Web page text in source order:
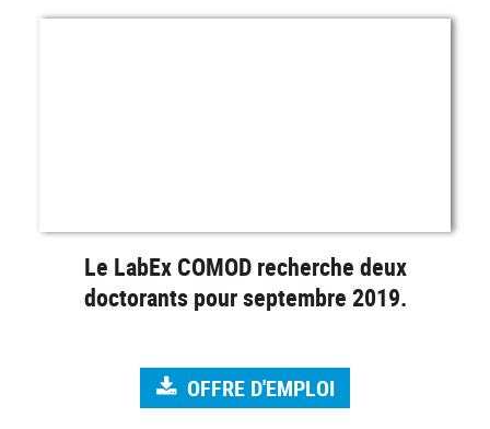
Le LabEx COMOD recherche deux
doctorants pour septembre 2019.
OFFRE D'EMPLOI